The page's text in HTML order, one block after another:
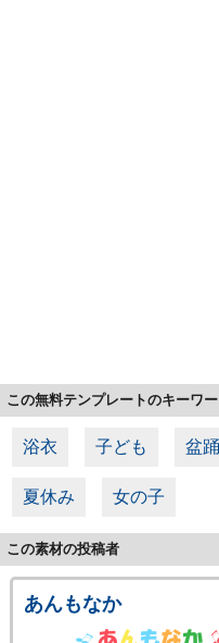
この無料テンプレートのキーワ
浴衣 子ども 盆
夏休み 女の子
この素材の投稿者
あんもなか